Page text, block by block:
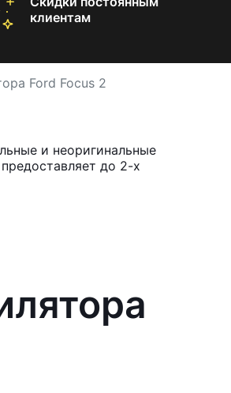
клиентам
Ford Focus 2
и неоригинальные
до 2-х